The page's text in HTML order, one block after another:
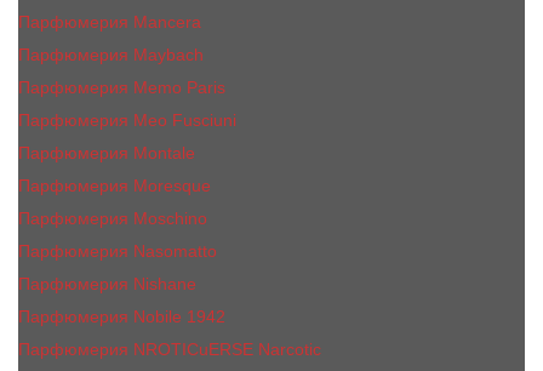
Парфюмерия Mancera
Парфюмерия Maybach
Парфюмерия Memo Paris
Парфюмерия Meo Fusciuni
Парфюмерия Montale
Парфюмерия Moresque
Парфюмерия Moschino
Парфюмерия Nasomatto
Парфюмерия Nishane
Парфюмерия Nobile 1942
Парфюмерия NROTICuERSE Narcotic